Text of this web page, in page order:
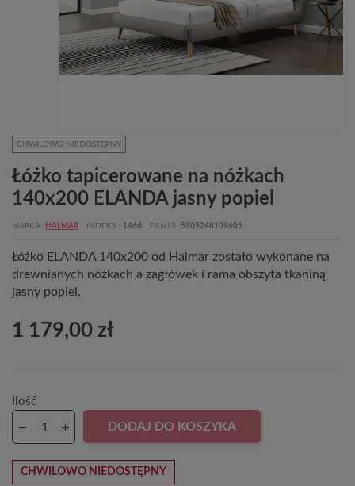
CHWILOWO NIEDOSTĘPNY
Łóżko tapicerowane na nóżkach
140x200 ELANDA jasny popiel
MARKA HALMAR INDEKS 1466 EAN13 5905248109605
Łóżko ELANDA 140x200 od Halmar zostało wykonane na
drewnianych nóżkach a zagłówek i rama obszyta tkaniną
jasny popiel.
1 179,00 zł
Ilość
DODAJ DO KOSZYKA
CHWILOWO NIEDOSTĘPNY